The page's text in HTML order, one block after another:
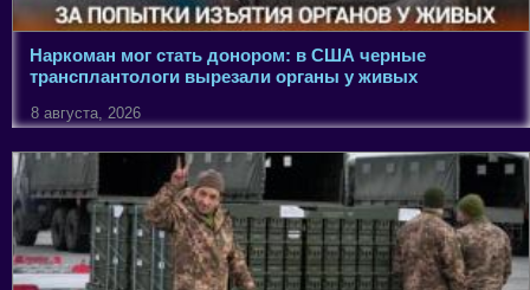
Наркоман мог стать донором: в США черные
трансплантологи вырезали органы у живых
8 августа, 2026